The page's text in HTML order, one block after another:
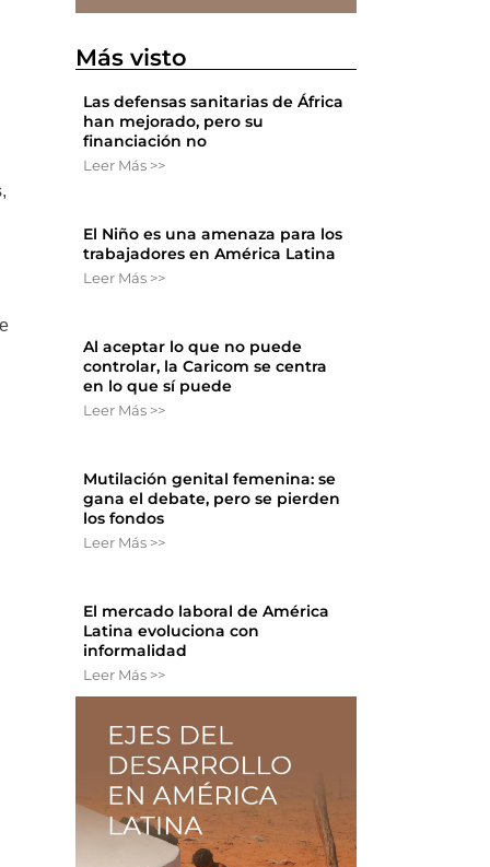
Más visto
Las defensas sanitarias de África
han mejorado, pero su
financiación no
Leer Más >>
El Niño es una amenaza para los
trabajadores en América Latina
Leer Más >>
Al aceptar lo que no puede
controlar, la Caricom se centra
en lo que sí puede
Leer Más >>
Mutilación genital femenina: se
gana el debate, pero se pierden
los fondos
Leer Más >>
El mercado laboral de América
Latina evoluciona con
informalidad
Leer Más >>